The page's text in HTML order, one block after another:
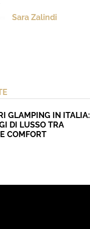
Sara Zalindi
GLAMPING IN ITALIA:
DI LUSSO TRA
COMFORT